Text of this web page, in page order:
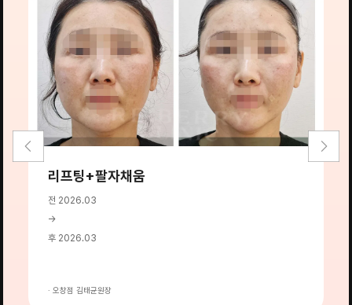
리프팅+팔자채움
전 2026.03
→
후 2026.03
· 오창점 김태균원장